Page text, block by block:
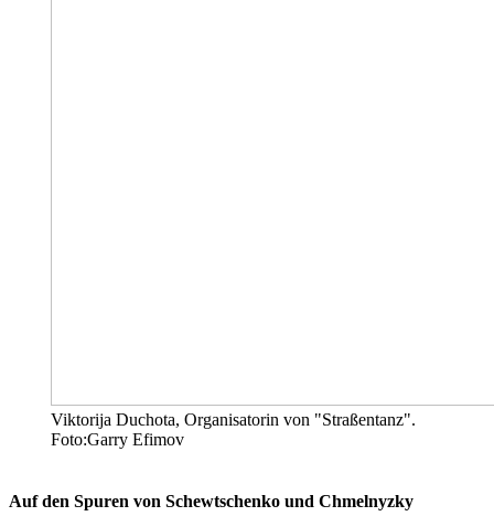
Viktorija Duchota, Organisatorin von "Straßentanz".
Foto:Garry Efimov
Auf den Spuren von Schewtschenko und Chmelnyzky